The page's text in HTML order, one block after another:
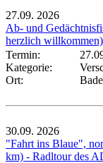
27.09. 2026
Ab- und
herzlich willkommen)
Termin:
Kategorie:
Ort:
30.09. 2026
"Fahrt ins Blaue",
km) - Radltour des